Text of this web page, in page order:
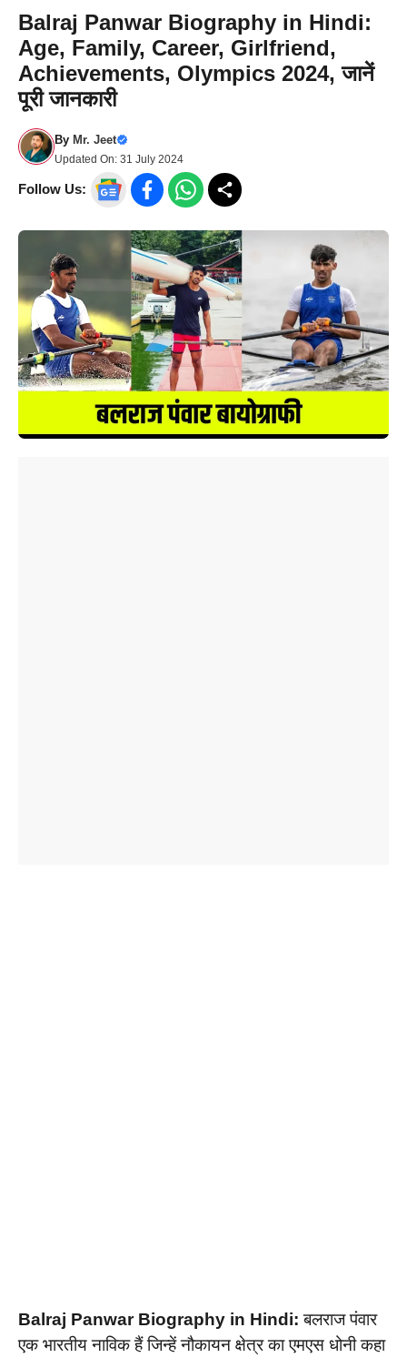
Balraj Panwar Biography in Hindi:
Age, Family, Career, Girlfriend,
Achievements, Olympics 2024, जानें
पूरी जानकारी
By Mr. Jeet
Updated On: 31 July 2024
Follow Us:
Balraj Panwar Biography in Hindi: बलराज पंवार
एक भारतीय नाविक हैं जिन्हें नौकायन क्षेत्र का एमएस धोनी कहा